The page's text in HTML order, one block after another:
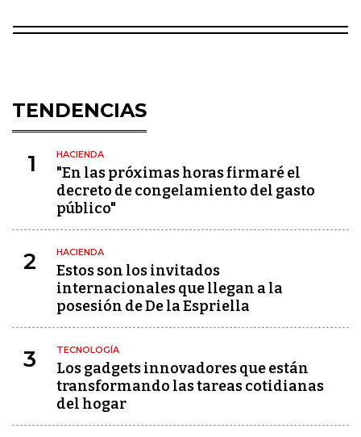
TENDENCIAS
1 HACIENDA
"En las próximas horas firmaré el
decreto de congelamiento del gasto
público"
2 HACIENDA
Estos son los invitados
internacionales que llegan a la
posesión de De la Espriella
3 TECNOLOGÍA
Los gadgets innovadores que están
transformando las tareas cotidianas
del hogar